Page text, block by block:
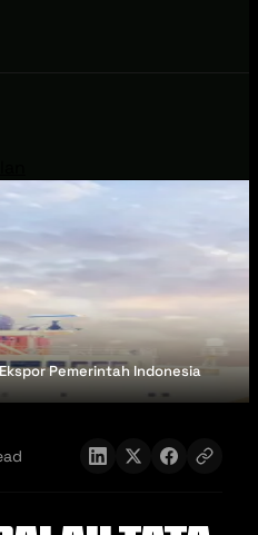
Pemerintah Indonesia